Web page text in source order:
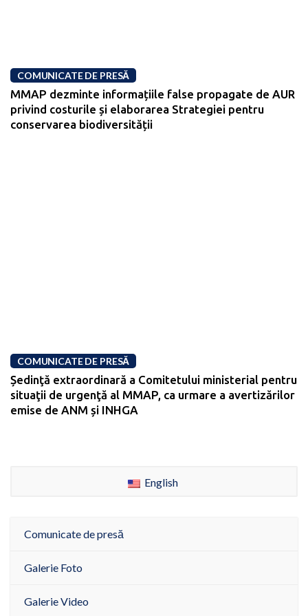
COMUNICATE DE PRESĂ
MMAP dezminte informațiile false propagate de AUR
privind costurile și elaborarea Strategiei pentru
conservarea biodiversității
COMUNICATE DE PRESĂ
Ședinţă extraordinară a Comitetului ministerial pentru
situaţii de urgenţă al MMAP, ca urmare a avertizărilor
emise de ANM și INHGA
English
Comunicate de presă
Galerie Foto
Galerie Video